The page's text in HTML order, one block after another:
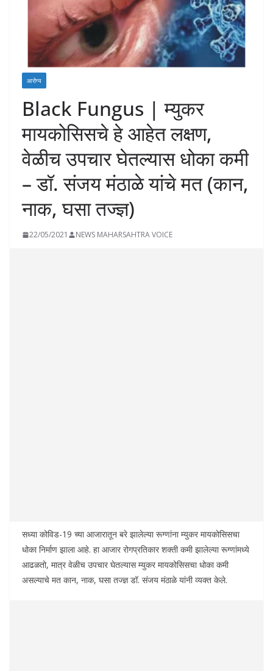
आरोग्य
Black Fungus | म्युकर
मायकोसिसचे हे आहेत लक्षण,
वेळीच उपचार घेतल्यास धोका कमी
– डॉ. संजय मंठाळे यांचे मत (कान,
नाक, घसा तज्ज्ञ)
22/05/2021 NEWS MAHARSAHTRA VOICE
सध्या कोविड-19 च्या आजारातून बरे झालेल्या रूग्णांना म्युकर मायकोसिसचा
धोका निर्माण झाला आहे. हा आजार रोगप्रतिकार शक्ती कमी झालेल्या रूग्णांमध्ये
आढळतो, मात्र वेळीच उपचार घेतल्यास म्युकर मायकोसिसचा धोका कमी
असल्याचे मत कान, नाक, घसा तज्ज्ञ डॉ. संजय मंठाळे यांनी व्यक्त केले.